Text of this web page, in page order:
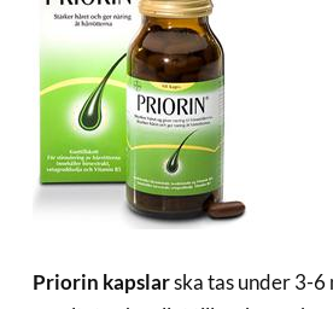
Priorin kapslarska tas under 3-